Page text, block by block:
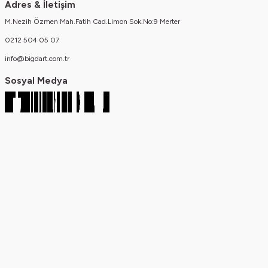
Adres & İletişim
M.Nezih Özmen Mah.Fatih Cad.Limon Sok.No:9 Merter
0212 504 05 07
info@bigdart.com.tr
Sosyal Medya